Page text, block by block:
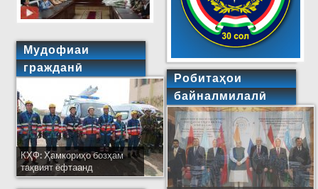
Мудофиаи
гражданӣ
КҲФ: Ҳамкориҳо бозҳам
тақвият ёфтаанд
Робитаҳои
байналмилалӣ